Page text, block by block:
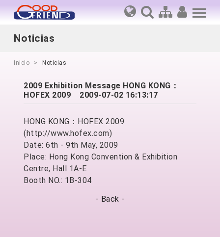
Noticias
Inicio Noticias
2009 Exhibition Message HONG KONG：
HOFEX 2009 2009-07-02 16:13:17
HONG KONG：HOFEX 2009
(http://www.hofex.com)
Date: 6th - 9th May, 2009
Place: Hong Kong Convention & Exhibition
Centre, Hall 1A-E
Booth NO.: 1B-304
- Back -